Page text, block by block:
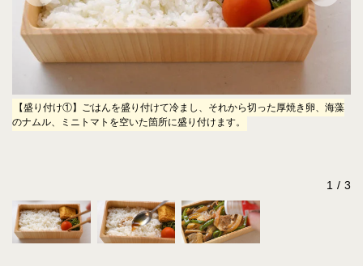
【盛り付け①】ごはんを盛り付けて冷まし、それから切った厚焼き卵、海藻
のナムル、ミニトマトを空いた箇所に盛り付けます。
1 3